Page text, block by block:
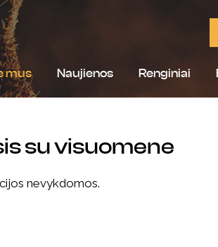
mus Naujienos Renginiai
su visuomene
nevykdomos.